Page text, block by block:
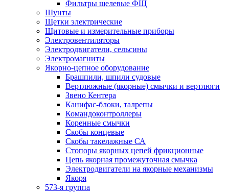
Фильтры щелевые ФЩ
Шунты
Щетки электрические
Щитовые и измерительные приборы
Электровентиляторы
Электродвигатели, сельсины
Электромагниты
Якорно-цепное оборудование
Брашпили, шпили судовые
Вертлюжные (якорные) смычки и вертлюги
Звено Кентера
Канифас-блоки, талрепы
Командоконтроллеры
Коренные смычки
Скобы концевые
Скобы такелажные СА
Стопоры якорных цепей фрикционные
Цепь якорная промежуточная смычка
Электродвигатели на якорные механизмы
Якоря
573-я группа